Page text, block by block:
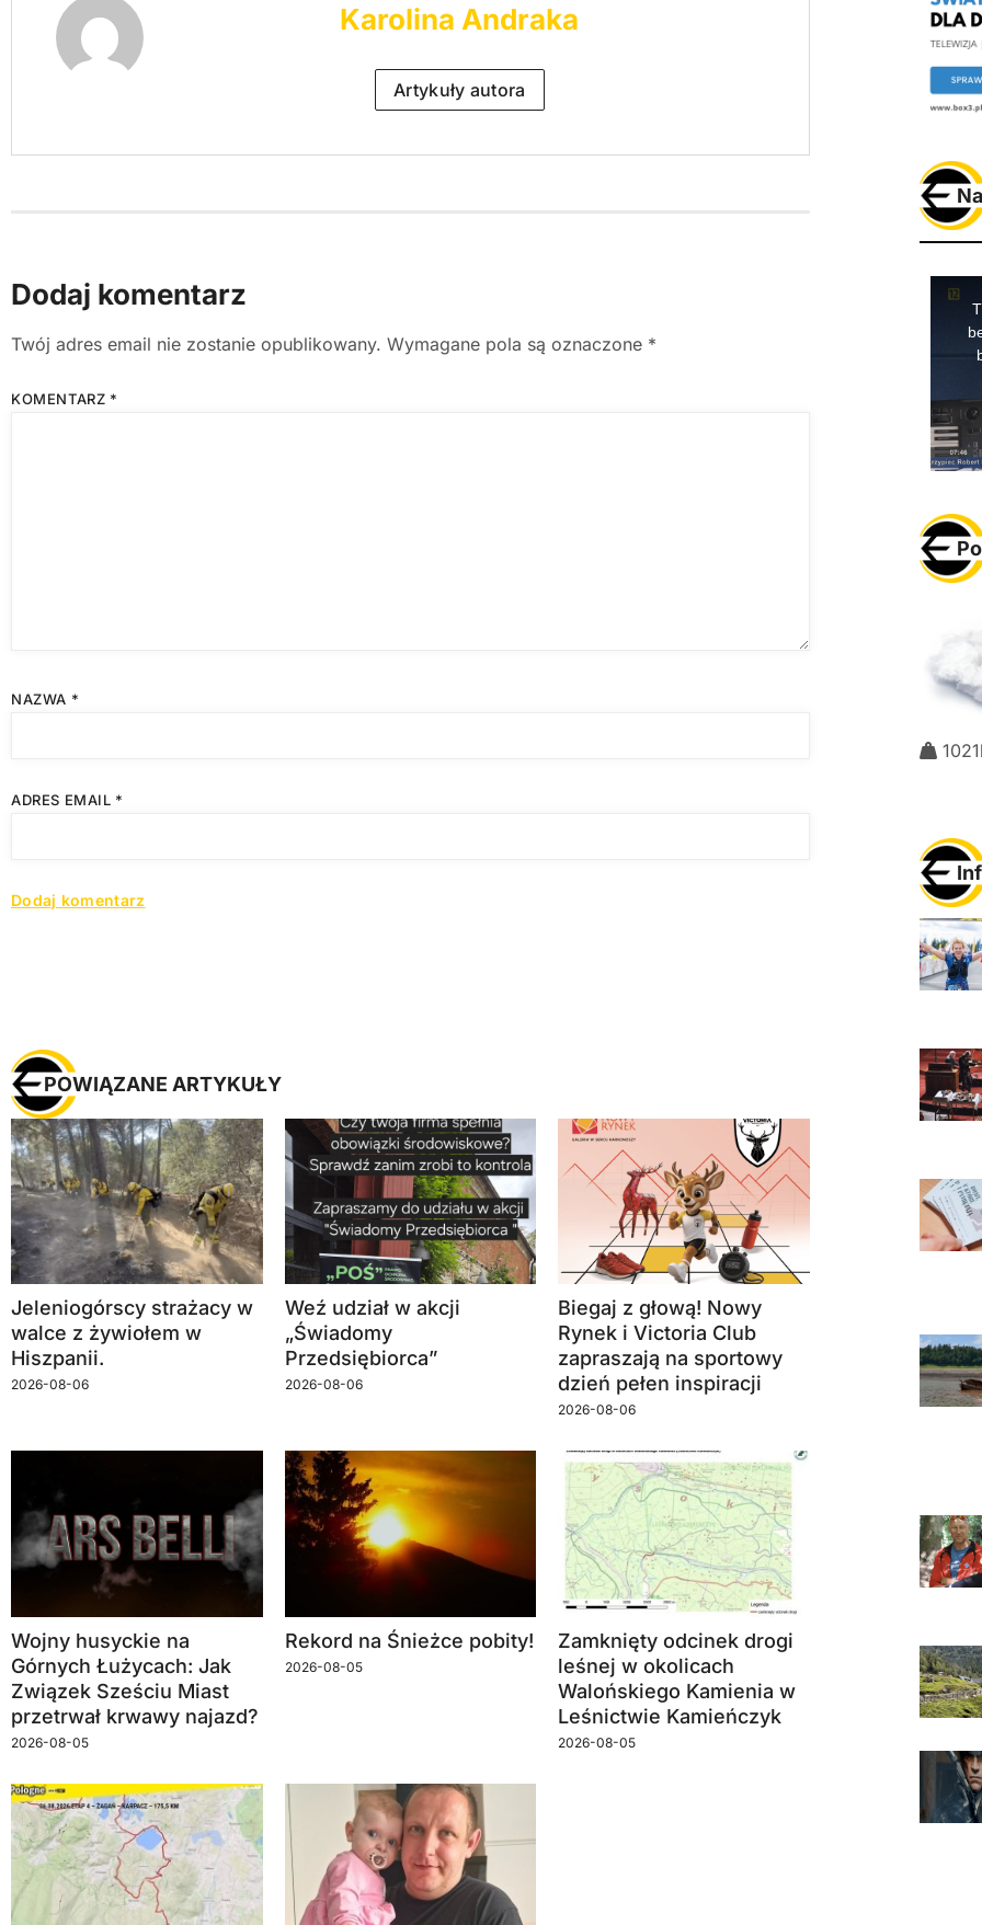
Karolina Andraka
Artykuły autora
Dodaj komentarz
Twój adres email nie zostanie opublikowany. Wymagane pola są oznaczone *
KOMENTARZ *
NAZWA *
ADRES EMAIL *
POWIĄZANE ARTYKUŁY
Jeleniogórscy strażacy w
walce z żywiołem w
Hiszpanii.
2026-08-06
Weź udział w akcji
„Świadomy
Przedsiębiorca”
2026-08-06
Biegaj z głową! Nowy
Rynek i Victoria Club
zapraszają na sportowy
dzień pełen inspiracji
2026-08-06
Wojny husyckie na
Górnych Łużycach: Jak
Związek Sześciu Miast
przetrwał krwawy najazd?
2026-08-05
Rekord na Śnieżce pobity!
2026-08-05
Zamknięty odcinek drogi
leśnej w okolicach
Walońskiego Kamienia w
Leśnictwie Kamieńczyk
2026-08-05
1021